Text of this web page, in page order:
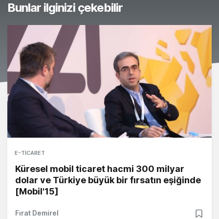
Bunlar ilginizi çekebilir
E-TICARET
Küresel mobil ticaret hacmi 300 milyar
dolar ve Türkiye büyük bir fırsatın eşiğinde
[Mobil'15]
Fırat Demirel